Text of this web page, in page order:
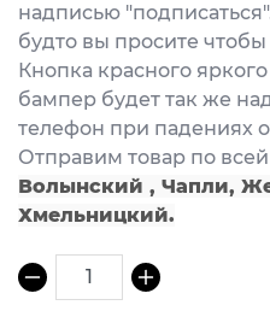
надписью
будто вы просите
Кнопка красного
бампер будет так же
телефон при падениях
Отправим товар по
Волынский , Чапли,
Хмельницкий.
1